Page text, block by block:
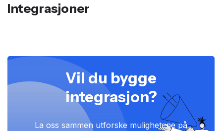
Integrasjoner
Vil du bygge
integrasjon?
La oss sammen utforske mulighetene på